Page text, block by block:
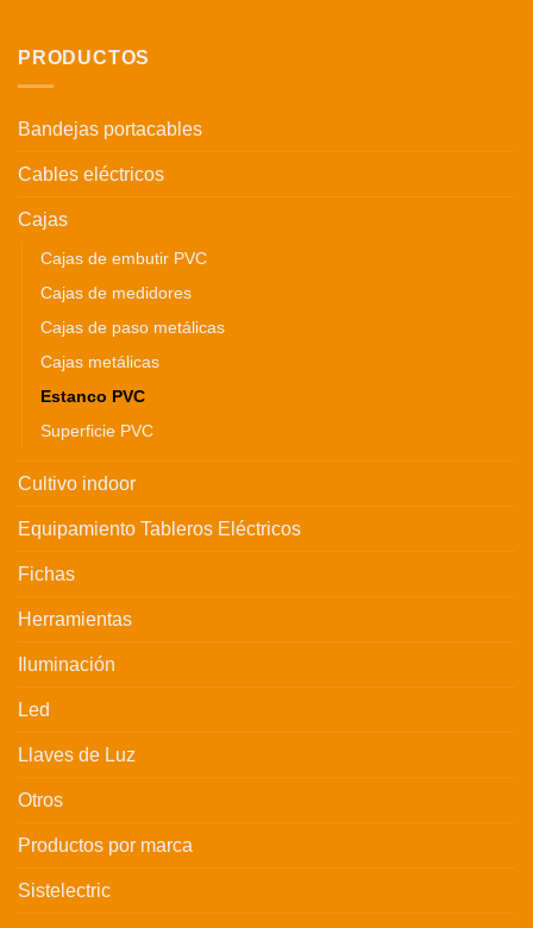
PRODUCTOS
Bandejas portacables
Cables eléctricos
Cajas
Cajas de embutir PVC
Cajas de medidores
Cajas de paso metálicas
Cajas metálicas
Estanco PVC
Superficie PVC
Cultivo indoor
Equipamiento Tableros Eléctricos
Fichas
Herramientas
Iluminación
Led
Llaves de Luz
Otros
Productos por marca
Sistelectric